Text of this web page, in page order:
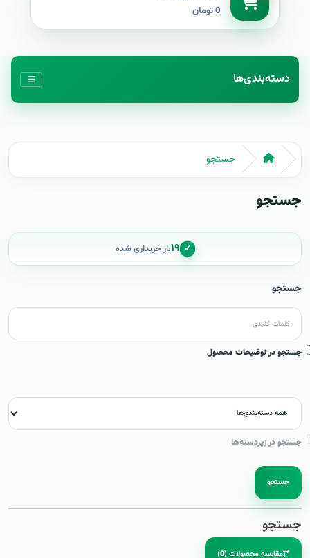
0 تومان
دسته‌بندی‌ها
جستجو
جستجو
✓ ۱۹بار خریداری شده
جستجو
جستجو در توضیحات محصول
جستجو در زیردسته‌ها
جستجو
جستجو
مقایسه محصولات (0)